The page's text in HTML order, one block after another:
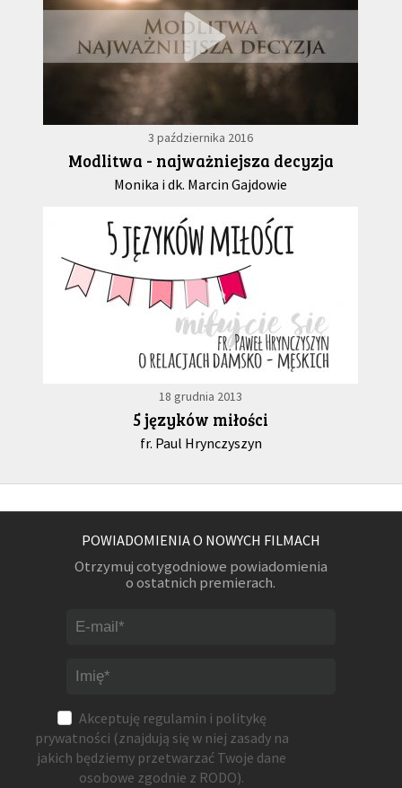
3 października 2016
Modlitwa - najważniejsza decyzja
Monika i dk. Marcin Gajdowie
18 grudnia 2013
5 języków miłości
fr. Paul Hrynczyszyn
POWIADOMIENIA O NOWYCH FILMACH
Otrzymuj cotygodniowe powiadomienia
o ostatnich premierach.
Akceptuję regulamin i politykę
prywatności (znajdują się w niej zasady na
jakich będziemy przetwarzać Twoje dane
osobowe zgodnie z RODO).